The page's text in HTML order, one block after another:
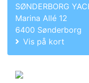
SØNDERBORG
Marina Allé 12
6400 Sønderborg
Vis på kort